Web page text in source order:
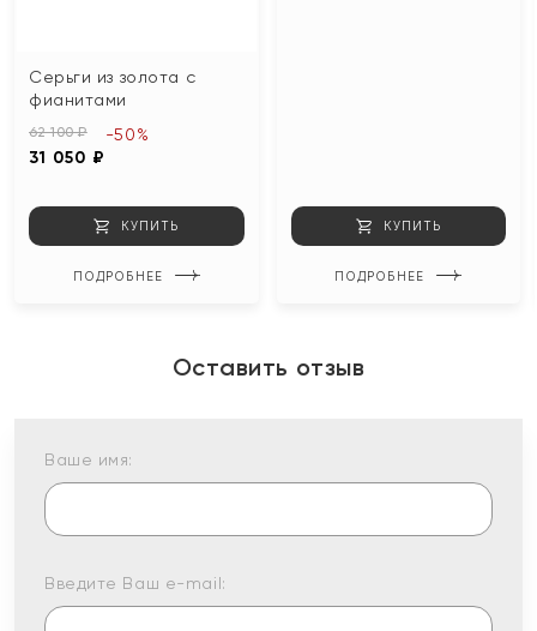
Серьги из золота с
фианитами
62 100 ₽
31 050 ₽
-50%
КУПИТЬ
ПОДРОБНЕЕ
КУПИТЬ
ПОДРОБНЕЕ
Оставить отзыв
Ваше имя:
Введите Ваш e-mail: